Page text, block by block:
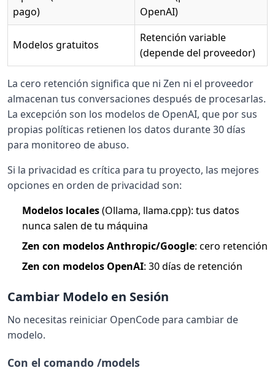
pago)
OpenAI)
Modelos gratuitos
Retención variable
(depende del proveedor)
La cero retención significa que ni Zen ni el proveedor
almacenan tus conversaciones después de procesarlas.
La excepción son los modelos de OpenAI, que por sus
propias políticas retienen los datos durante 30 días
para monitoreo de abuso.
Si la privacidad es crítica para tu proyecto, las mejores
opciones en orden de privacidad son:
Modelos locales(Ollama, llama.cpp): tus datos
nunca salen de tu máquina
Zen con modelos Anthropic/Google: cero retención
Zen con modelos OpenAI: 30 días de retención
Cambiar Modelo en Sesión
No necesitas reiniciar OpenCode para cambiar de
modelo.
Con el comando /models